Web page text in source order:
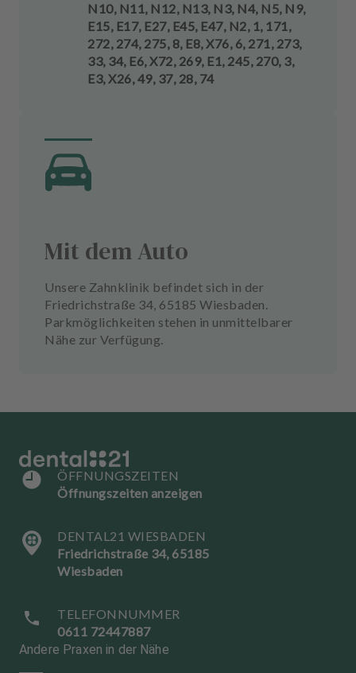
N10, N11, N12, N13, N3, N4, N5, N9,
E15, E17, E27, E45, E47, N2, 1, 171,
272, 274, 275, 8, E8, X76, 6, 271, 273,
33, 34, E6, X72, 269, E1, 245, 270, 3,
E3, X26, 49, 37, 28, 74
Mit dem Auto
Unsere Zahnklinik befindet sich in der
Friedrichstraße 34, 65185 Wiesbaden.
Parkmöglichkeiten stehen in unmittelbarer
Nähe zur Verfügung.
ÖFFNUNGSZEITEN
Öffnungszeiten anzeigen
DENTAL21 WIESBADEN
Friedrichstraße 34, 65185
Wiesbaden
TELEFONNUMMER
0611 72447887
Andere Praxen in der Nähe